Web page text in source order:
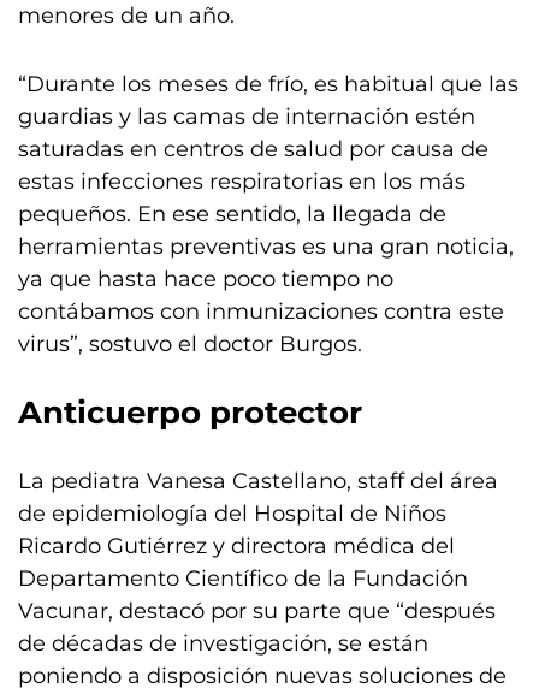
menores de un año.
“Durante los meses de frío, es habitual que las
guardias y las camas de internación estén
saturadas en centros de salud por causa de
estas infecciones respiratorias en los más
pequeños. En ese sentido, la llegada de
herramientas preventivas es una gran noticia,
ya que hasta hace poco tiempo no
contábamos con inmunizaciones contra este
virus”, sostuvo el doctor Burgos.
Anticuerpo protector
La pediatra Vanesa Castellano, staff del área
de epidemiología del Hospital de Niños
Ricardo Gutiérrez y directora médica del
Departamento Científico de la Fundación
Vacunar, destacó por su parte que “después
de décadas de investigación, se están
poniendo a disposición nuevas soluciones de